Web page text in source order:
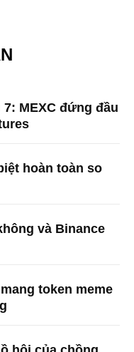
MEXC đứng đầu
hoàn toàn so
và Binance
token meme